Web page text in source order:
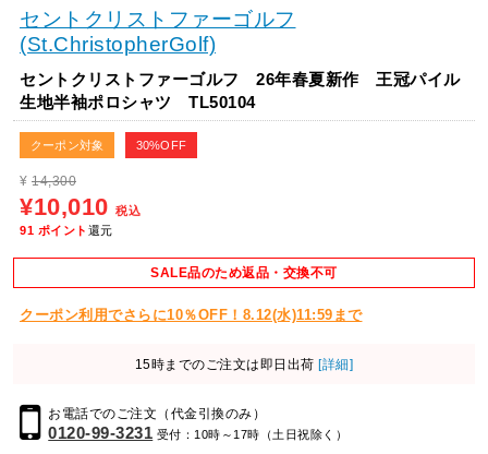
セントクリストファーゴルフ
(St.ChristopherGolf)
セントクリストファーゴルフ 26年春夏新作 王冠パイル
生地半袖ポロシャツ TL50104
クーポン対象 30%OFF
¥ 14,300
¥10,010 税込
91 ポイント 還元
SALE品のため返品・交換不可
クーポン利用でさらに10％OFF！8.12(水)11:59まで
15時までのご注文は即日出荷 [詳細]
お電話でのご注文（代金引換のみ）
0120-99-3231 受付：10時～17時（土日祝除く）